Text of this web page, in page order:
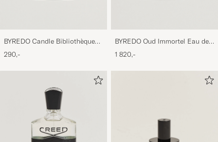
BYREDO Candle Bibliothèque
70gr
290,-
BYREDO Oud Immortel Eau de
Parfum 100ml
1 820,-